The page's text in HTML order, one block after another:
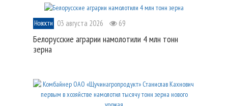
Новости 03 августа 2026 69
Белорусские аграрии намолотили 4 млн тонн
зерна